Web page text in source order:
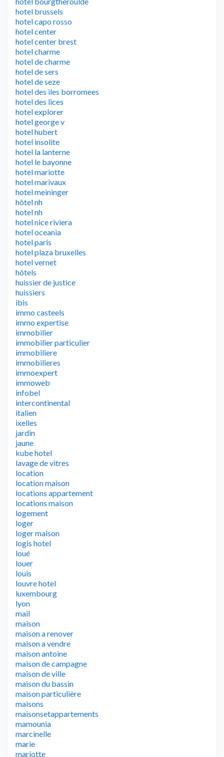
hotel brussels
hotel capo rosso
hotel center
hotel center brest
hotel charme
hotel de charme
hotel de sers
hotel de seze
hotel des iles borromees
hotel des lices
hotel explorer
hotel george v
hotel hubert
hotel insolite
hotel la lanterne
hotel le bayonne
hotel mariotte
hotel marivaux
hotel meininger
hôtel nh
hotel nh
hotel nice riviera
hotel oceania
hotel paris
hotel plaza bruxelles
hotel vernet
hôtels
huissier de justice
huissiers
ibis
immo casteels
immo expertise
immobilier
immobilier particulier
immobiliere
immobilieres
immoexpert
immoweb
infobel
intercontinental
italien
ixelles
jardin
jaune
kube hotel
lavage de vitres
location
location maison
locations appartement
locations maison
logement
loger
loger maison
logis hotel
loué
louer
louis
louvre hotel
luxembourg
lyon
mail
maison
maison a renover
maison a vendre
maison antoine
maison de campagne
maison de ville
maison du bassin
maison particulière
maisons
maisonsetappartements
mamounia
marcinelle
marie
mariotte